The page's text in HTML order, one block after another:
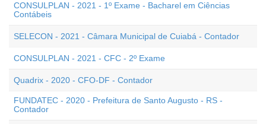
CONSULPLAN - 2021 - 1º Exame - Bacharel em Ciências
Contábeis
SELECON - 2021 - Câmara Municipal de Cuiabá - Contador
CONSULPLAN - 2021 - CFC - 2º Exame
Quadrix - 2020 - CFO-DF - Contador
FUNDATEC - 2020 - Prefeitura de Santo Augusto - RS -
Contador